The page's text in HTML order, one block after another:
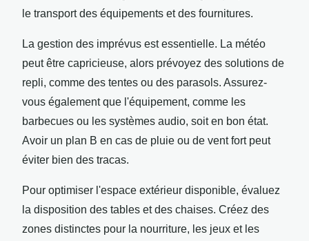
le transport des équipements et des fournitures.
La gestion des imprévus est essentielle. La météo
peut être capricieuse, alors prévoyez des solutions de
repli, comme des tentes ou des parasols. Assurez-
vous également que l'équipement, comme les
barbecues ou les systèmes audio, soit en bon état.
Avoir un plan B en cas de pluie ou de vent fort peut
éviter bien des tracas.
Pour optimiser l'espace extérieur disponible, évaluez
la disposition des tables et des chaises. Créez des
zones distinctes pour la nourriture, les jeux et les